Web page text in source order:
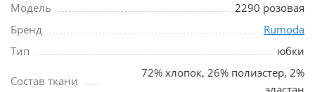
Модель
2290 розовая
Бренд
Rumoda
Тип
юбки
Состав ткани
72% хлопок, 26% полиэстер, 2%